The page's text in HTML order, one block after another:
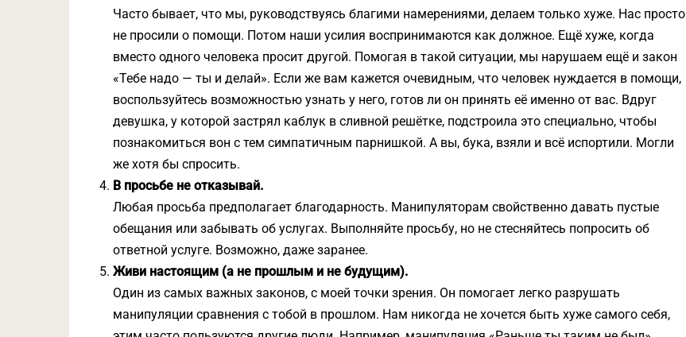
Часто бывает, что мы, руководствуясь благими намерениями, делаем только хуже. Нас просто
не просили о помощи. Потом наши усилия воспринимаются как должное. Ещё хуже, когда
вместо одного человека просит другой. Помогая в такой ситуации, мы нарушаем ещё и закон
«Тебе надо — ты и делай». Если же вам кажется очевидным, что человек нуждается в помощи,
воспользуйтесь возможностью узнать у него, готов ли он принять её именно от вас. Вдруг
девушка, у которой застрял каблук в сливной решётке, подстроила это специально, чтобы
познакомиться вон с тем симпатичным парнишкой. А вы, бука, взяли и всё испортили. Могли
же хотя бы спросить.
В просьбе не отказывай.
Любая просьба предполагает благодарность. Манипуляторам свойственно давать пустые
обещания или забывать об услугах. Выполняйте просьбу, но не стесняйтесь попросить об
ответной услуге. Возможно, даже заранее.
Живи настоящим (а не прошлым и не будущим).
Один из самых важных законов, с моей точки зрения. Он помогает легко разрушать
манипуляции сравнения с тобой в прошлом. Нам никогда не хочется быть хуже самого себя,